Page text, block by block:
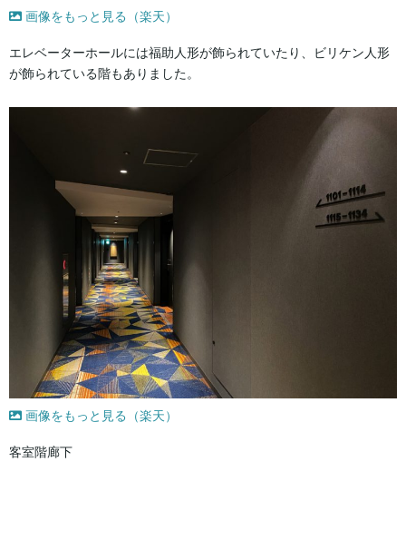
画像をもっと見る（楽天）
エレベーターホールには福助人形が飾られていたり、ビリケン人形
が飾られている階もありました。
画像をもっと見る（楽天）
客室階廊下